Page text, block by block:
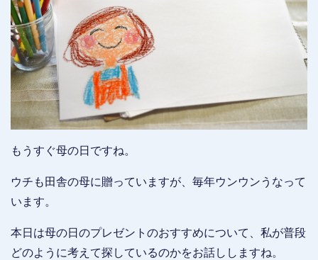
もうすぐ母の日ですね。
ウチも田舎の母に贈っていますが、毎年ウンウンうなって
います。
本日は母の日のプレゼントのおすすめについて、私が普段
どのように考えて探しているのかをお話ししますね。